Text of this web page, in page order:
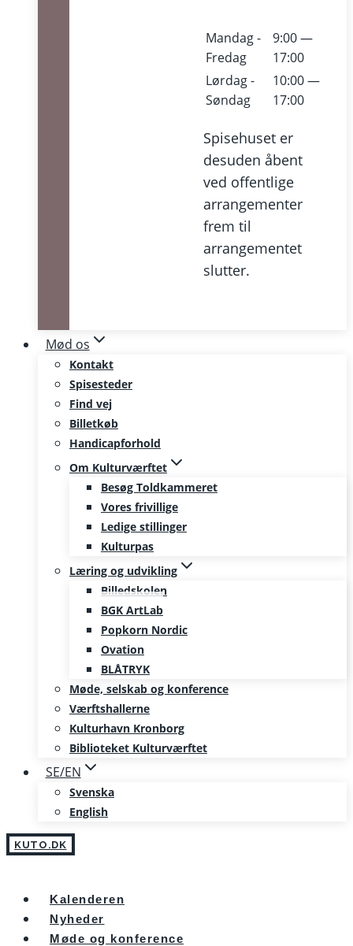
Mandag -
Fredag
9:00 —
17:00
Lørdag -
Søndag
10:00 —
17:00
Spisehuset er
desuden åbent
ved offentlige
arrangementer
frem til
arrangementet
slutter.
Mød os
Kontakt
Spisesteder
Find vej
Billetkøb
Handicapforhold
Om Kulturværftet
Besøg Toldkammeret
Vores frivillige
Ledige stillinger
Kulturpas
Læring og udvikling
Billedskolen
BGK ArtLab
Popkorn Nordic
Ovation
BLÅTRYK
Møde, selskab og konference
Værftshallerne
Kulturhavn Kronborg
Biblioteket Kulturværftet
SE/EN
Svenska
English
KUTO.DK
Kalenderen
Nyheder
Møde og konference